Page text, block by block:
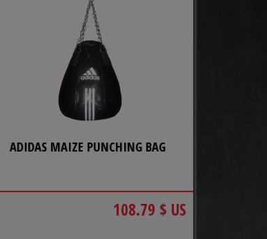
ADIDAS MAIZE PUNCHING BAG
108.79 $ US